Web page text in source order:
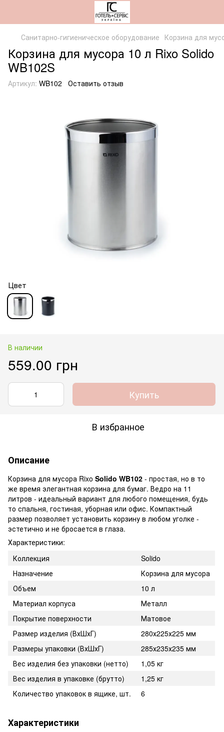
Санитарно-гигиеническое оборудование Корзина для
Корзина для мусора 10 л Rixo Solido
WB102S
Артикул: WB102 Оставить отзыв
Цвет
В наличии
559.00 грн
Купить
В избранное
Описание
Корзина для мусора Rixo Solido WB102 - простая, но в то
же время элегантная корзина для бумаг. Ведро на 11
литров - идеальный вариант для любого помещения, будь
то спальня, гостиная, уборная или офис. Компактный
размер позволяет установить корзину в любом уголке -
эстетично и не бросается в глаза.
Характеристики:
Коллекция
Solido
Назначение
Корзина для мусора
Объем
10 л
Материал корпуса
Металл
Покрытие поверхности
Матовое
Размер изделия (ВхШхГ)
280х225х225 мм
Размеры упаковки (ВхШхГ)
285х235х235 мм
Вес изделия без упаковки (нетто)
1,05 кг
Вес изделия в упаковке (брутто)
1,25 кг
Количество упаковок в ящике, шт.
6
Характеристики